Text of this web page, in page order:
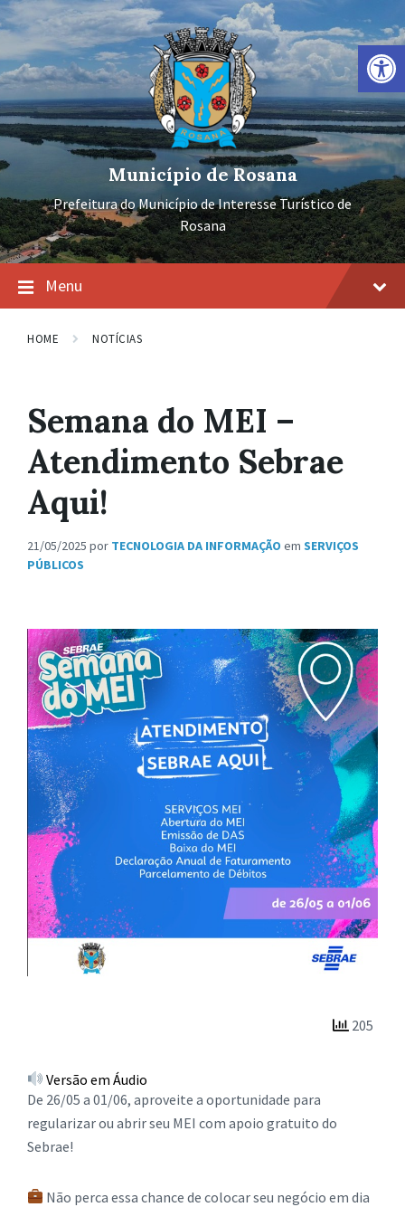
Barra de Ferramentas Aberta
Ir
para
conteúdo
Pular
para
navegação
principal
Pular
para
rodapé
Município de Rosana
Prefeitura do Município de Interesse Turístico de
Rosana
Menu
HOME NOTÍCIAS
Semana do MEI –
Atendimento Sebrae
Aqui!
21/05/2025 por TECNOLOGIA DA INFORMAÇÃO em SERVIÇOS
PÚBLICOS
205
Versão em Áudio
De 26/05 a 01/06, aproveite a oportunidade para
regularizar ou abrir seu MEI com apoio gratuito do
Sebrae!
Não perca essa chance de colocar seu negócio em dia